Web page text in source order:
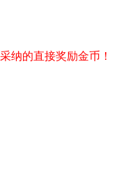
纳的直接奖励金币！